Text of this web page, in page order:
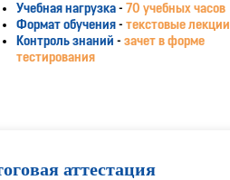
Учебная нагрузка - 70 учебных часов
Формат обучения - текстовые лекции
Контроль знаний - зачет в форме
тестирования
аттестация